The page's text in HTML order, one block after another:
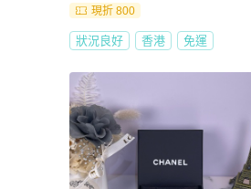
現折 800
狀況良好 香港 免運